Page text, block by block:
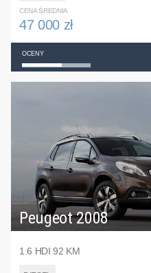
CENA ŚREDNIA
47 000 zł
OCENY
Peugeot 2008
1.6 HDI 92 KM